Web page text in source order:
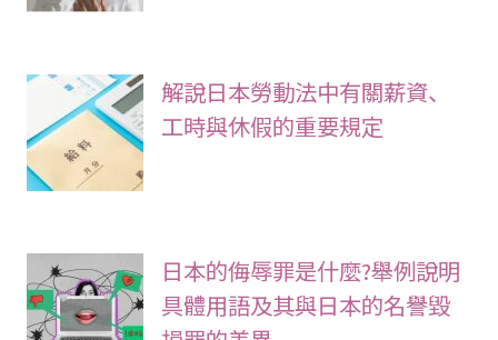
解說日本勞動法中有關薪資、
工時與休假的重要規定
日本的侮辱罪是什麼?舉例說明
具體用語及其與日本的名譽毀